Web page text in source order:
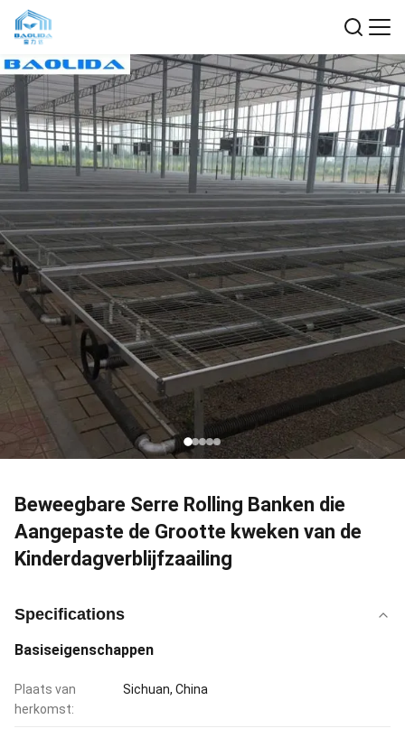
Beweegbare Serre Rolling Banken die
Aangepaste de Grootte kweken van de
Kinderdagverblijfzaailing
Specifications
Basiseigenschappen
Plaats van
herkomst:
Sichuan, China